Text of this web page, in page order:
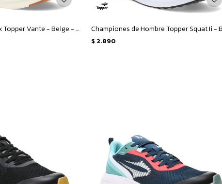
Championes Unisex Topper Vante - Beige - Negro
$ 2.890